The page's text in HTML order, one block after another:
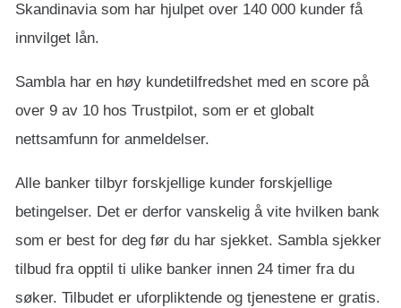
Skandinavia som har hjulpet over 140 000 kunder få
innvilget lån.
Sambla har en høy kundetilfredshet med en score på
over 9 av 10 hos Trustpilot, som er et globalt
nettsamfunn for anmeldelser.
Alle banker tilbyr forskjellige kunder forskjellige
betingelser. Det er derfor vanskelig å vite hvilken bank
som er best for deg før du har sjekket. Sambla sjekker
tilbud fra opptil ti ulike banker innen 24 timer fra du
søker. Tilbudet er uforpliktende og tjenestene er gratis.